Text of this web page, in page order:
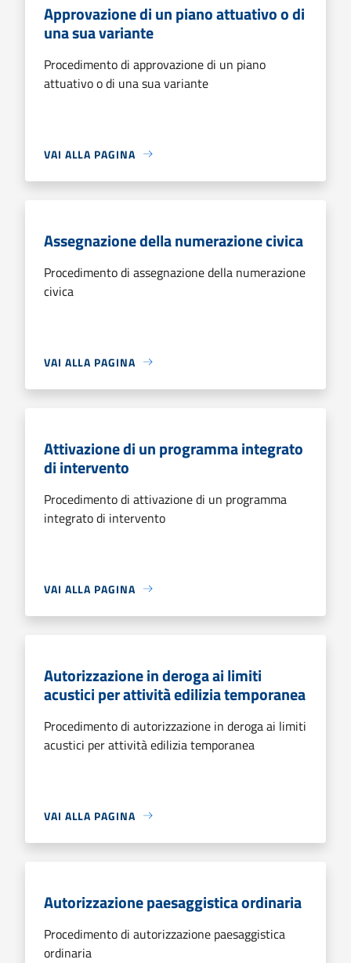
Approvazione di un piano attuativo o di
una sua variante
Procedimento di approvazione di un piano
attuativo o di una sua variante
VAI ALLA PAGINA
Assegnazione della numerazione civica
Procedimento di assegnazione della numerazione
civica
VAI ALLA PAGINA
Attivazione di un programma integrato
di intervento
Procedimento di attivazione di un programma
integrato di intervento
VAI ALLA PAGINA
Autorizzazione in deroga ai limiti
acustici per attività edilizia temporanea
Procedimento di autorizzazione in deroga ai limiti
acustici per attività edilizia temporanea
VAI ALLA PAGINA
Autorizzazione paesaggistica ordinaria
Procedimento di autorizzazione paesaggistica
ordinaria